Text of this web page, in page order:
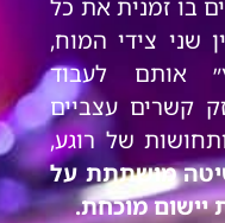
בו זמנית את כל
שני צידי המוח,
אותם לעבוד
קשרים עצביים
של רוגע,
מושתתת על
יישום מוכחת.